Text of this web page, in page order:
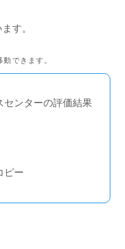
す。
ョンリンクです。
できます。
センターの評価結果
ピー